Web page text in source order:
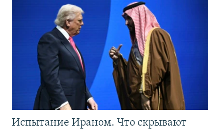
Испытание Ираном. Что скрывают